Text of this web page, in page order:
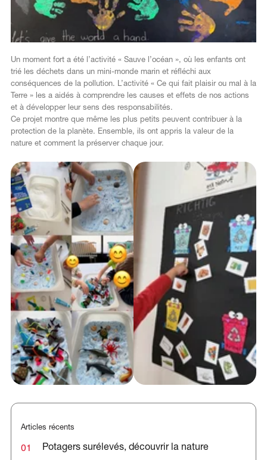
Un moment fort a été l’activité « Sauve l’océan », où les enfants ont
trié les déchets dans un mini-monde marin et réfléchi aux
conséquences de la pollution. L’activité « Ce qui fait plaisir ou mal à la
Terre » les a aidés à comprendre les causes et effets de nos actions
et à développer leur sens des responsabilités.
Ce projet montre que même les plus petits peuvent contribuer à la
protection de la planète. Ensemble, ils ont appris la valeur de la
nature et comment la préserver chaque jour.
Articles récents
01 Potagers surélevés, découvrir la nature